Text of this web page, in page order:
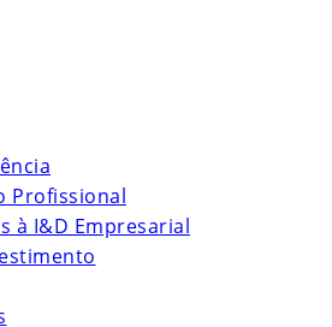
Profissional
à I&D Empresarial